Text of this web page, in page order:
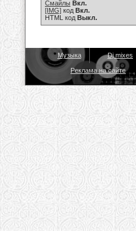
Смайлы Вкл.
[IMG] код Вкл.
HTML код Выкл.
Музыка Dj mixes
Реклама на сайте